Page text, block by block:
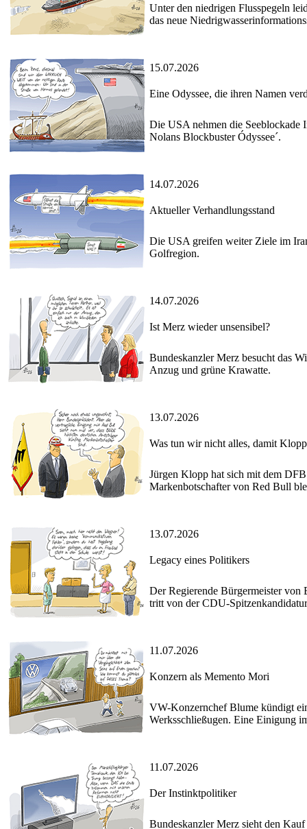
Unter den niedrigen Flusspegeln
das neue
15.07.2026
Eine Odyssee, die ihren Namen
Die USA nehmen die Seeblockade
Nolans Blockbuster Ódyssee´.
14.07.2026
Aktueller Verhandlungsstand
Die USA greifen weiter Ziele im
Golfregion.
14.07.2026
Ist Merz wieder unsensibel?
Bundeskanzler Merz besucht das
Anzug und grüne Krawatte.
13.07.2026
Was tun wir nicht alles, damit
Jürgen Klopp hat sich mit dem
Markenbotschafter von Red Bull
13.07.2026
Legacy eines Politikers
Der Regierende Bürgermeister von
tritt von der CDU-
11.07.2026
Konzern als Memento Mori
VW-Konzernchef Blume kündigt
Werksschließugen. Eine Einigung
11.07.2026
Der Instinktpolitiker
Bundeskanzler Merz sieht den